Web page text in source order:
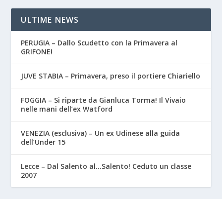
ULTIME NEWS
PERUGIA – Dallo Scudetto con la Primavera al
GRIFONE!
JUVE STABIA – Primavera, preso il portiere Chiariello
FOGGIA – Si riparte da Gianluca Torma! Il Vivaio
nelle mani dell’ex Watford
VENEZIA (esclusiva) – Un ex Udinese alla guida
dell’Under 15
Lecce – Dal Salento al…Salento! Ceduto un classe
2007